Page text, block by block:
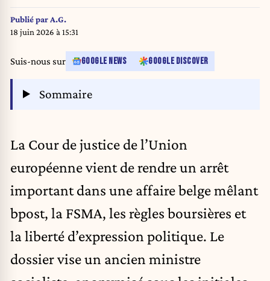
federal and European elections. BELGA PHOTO HATIM KAGHAT
Publié par A.G.
18 juin 2026 à 15:31
Suis-nous sur GOOGLE NEWS GOOGLE DISCOVER
Sommaire
La Cour de justice de l’Union
européenne vient de rendre un arrêt
important dans une affaire belge mêlant
bpost, la FSMA, les règles boursières et
la liberté d’expression politique. Le
dossier vise un ancien ministre